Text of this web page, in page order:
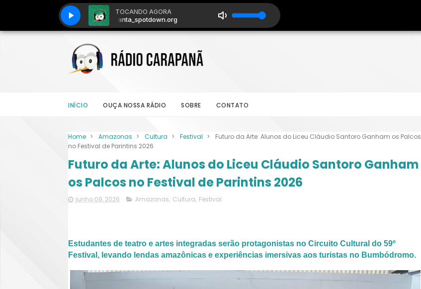
INÍCIO OUÇA NOSSA RÁDIO SOBRE CONTATO
Home > Amazonas > Cultura > Festival >
Futuro da Arte: Alunos do Liceu Cláudio Santoro Ganham os Palcos
no Festival de Parintins 2026
Futuro da Arte: Alunos do Liceu Cláudio Santoro Ganham
os Palcos no Festival de Parintins 2026
junho 09, 2026 Amazonas, Cultura, Festival
Estudantes de teatro e artes integradas serão protagonistas no Circuito Cultural do 59º
Festival, levando lendas amazônicas e experiências imersivas aos turistas no Bumbódromo.